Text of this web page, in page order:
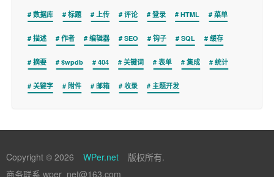
数据库 标题 上传 评论 登录 HTML 菜单
描述 作者 编辑器 SEO 钩子 SQL 缓存
摘要 $wpdb 404 关键词 表单 集成 统计
关键字 附件 邮箱 收录 主题开发
Copyright © 2026 WPer.net
版权所有.
商务联系 wper_net@163.com